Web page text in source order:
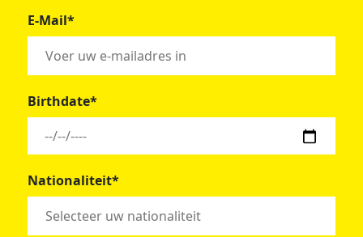
E-Mail*
Birthdate*
Nationaliteit*